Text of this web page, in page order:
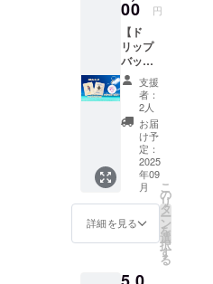
応援
5000円
のリ
ターン
と同じ
内容に
なりま
す。
2026年
9月1日
までの1
年間 ・
クラ
ファン
オリジ
ナル
キーホ
ルダー
00 円
【ド
リップ
バッグ
２袋＋
キーリ
ング＋
ありが
とう
メー
ル】 ・
当店の
イラス
トレー
ターが
デザイ
ンした
生き物
支援
者：
2人
お届
け予
定：
2025
年09
月
詳細を見る
こ
の
リ
タ
ー
ン
を
選
択
す
る